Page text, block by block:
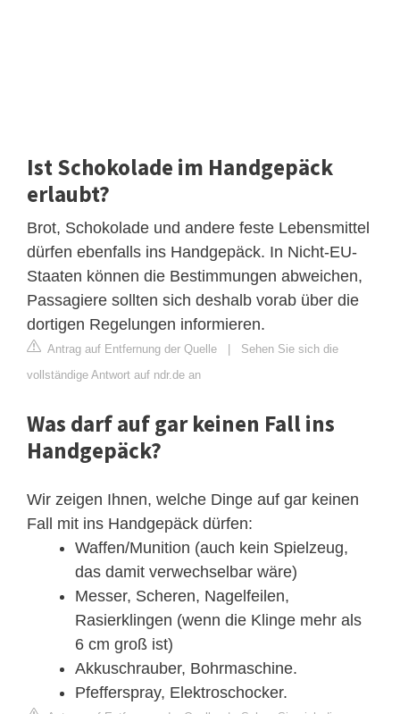
Ist Schokolade im Handgepäck
erlaubt?
Brot, Schokolade und andere feste Lebensmittel
dürfen ebenfalls ins Handgepäck. In Nicht-EU-
Staaten können die Bestimmungen abweichen,
Passagiere sollten sich deshalb vorab über die
dortigen Regelungen informieren.
Antrag auf Entfernung der Quelle
Sehen Sie sich die
vollständige Antwort auf ndr.de an
Was darf auf gar keinen Fall ins
Handgepäck?
Wir zeigen Ihnen, welche Dinge auf gar keinen
Fall mit ins Handgepäck dürfen:
Waffen/Munition (auch kein Spielzeug,
das damit verwechselbar wäre)
Messer, Scheren, Nagelfeilen,
Rasierklingen (wenn die Klinge mehr als
6 cm groß ist)
Akkuschrauber, Bohrmaschine.
Pfefferspray, Elektroschocker.